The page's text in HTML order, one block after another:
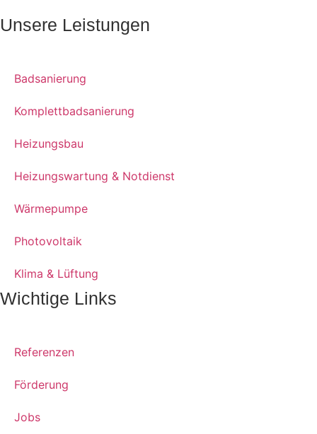
Unsere Leistungen
Badsanierung
Komplettbadsanierung
Heizungsbau
Heizungswartung & Notdienst
Wärmepumpe
Photovoltaik
Klima & Lüftung
Wichtige Links
Referenzen
Förderung
Jobs